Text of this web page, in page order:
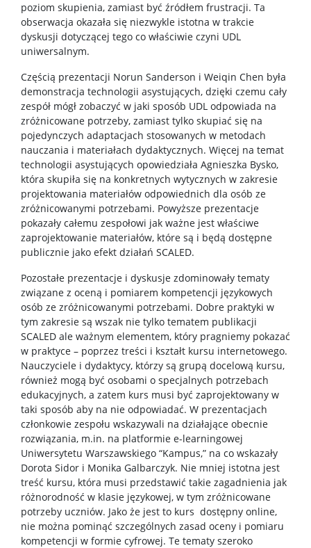
poziom skupienia, zamiast być źródłem frustracji. Ta
obserwacja okazała się niezwykle istotna w trakcie
dyskusji dotyczącej tego co właściwie czyni UDL
uniwersalnym.
Częścią prezentacji Norun Sanderson i Weiqin Chen była
demonstracja technologii asystujących, dzięki czemu cały
zespół mógł zobaczyć w jaki sposób UDL odpowiada na
zróżnicowane potrzeby, zamiast tylko skupiać się na
pojedynczych adaptacjach stosowanych w metodach
nauczania i materiałach dydaktycznych. Więcej na temat
technologii asystujących opowiedziała Agnieszka Bysko,
która skupiła się na konkretnych wytycznych w zakresie
projektowania materiałów odpowiednich dla osób ze
zróżnicowanymi potrzebami. Powyższe prezentacje
pokazały całemu zespołowi jak ważne jest właściwe
zaprojektowanie materiałów, które są i będą dostępne
publicznie jako efekt działań SCALED.
Pozostałe prezentacje i dyskusje zdominowały tematy
związane z oceną i pomiarem kompetencji językowych
osób ze zróżnicowanymi potrzebami. Dobre praktyki w
tym zakresie są wszak nie tylko tematem publikacji
SCALED ale ważnym elementem, który pragniemy pokazać
w praktyce – poprzez treści i kształt kursu internetowego.
Nauczyciele i dydaktycy, którzy są grupą docelową kursu,
również mogą być osobami o specjalnych potrzebach
edukacyjnych, a zatem kurs musi być zaprojektowany w
taki sposób aby na nie odpowiadać. W prezentacjach
członkowie zespołu wskazywali na działające obecnie
rozwiązania, m.in. na platformie e-learningowej
Uniwersytetu Warszawskiego “Kampus,” na co wskazały
Dorota Sidor i Monika Galbarczyk. Nie mniej istotna jest
treść kursu, która musi przedstawić takie zagadnienia jak
różnorodność w klasie językowej, w tym zróżnicowane
potrzeby uczniów. Jako że jest to kurs dostępny online,
nie można pominąć szczególnych zasad oceny i pomiaru
kompetencji w formie cyfrowej. Te tematy szeroko